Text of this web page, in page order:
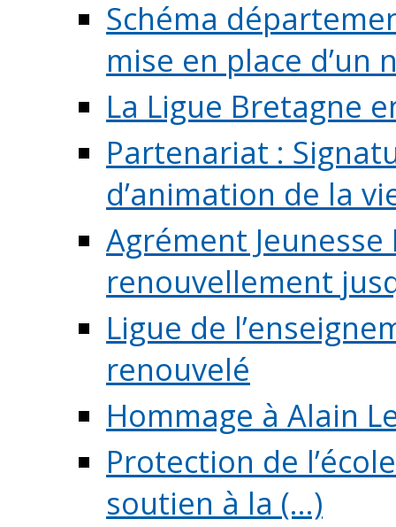
Schéma
mise en place d’un
La Ligue Bretagne
Partenariat :
d’animation de la
Agrément
renouvellement
Ligue de
renouvelé
Hommage à Alain
Protection de
soutien à la (...)